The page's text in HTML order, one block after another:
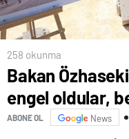
258 okunma
Bakan
engel oldular,
ABONE OL News